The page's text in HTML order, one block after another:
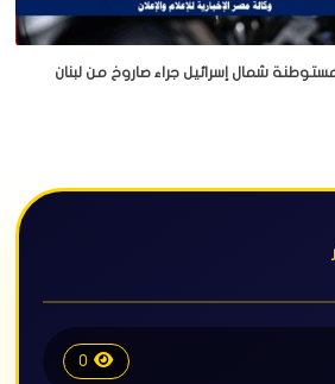
شمال إسرائيل جراء صاروخ من لبنان
0